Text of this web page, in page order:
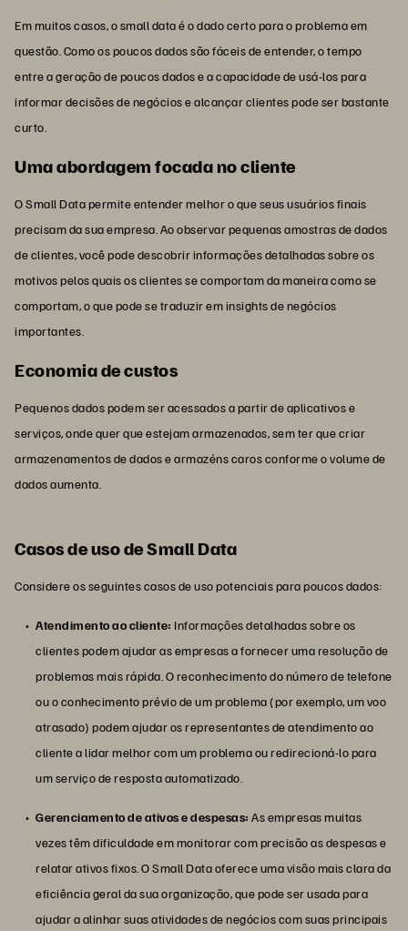
Em muitos casos, o small data é o dado certo para o problema em
questão. Como os poucos dados são fáceis de entender, o tempo
entre a geração de poucos dados e a capacidade de usá-los para
informar decisões de negócios e alcançar clientes pode ser bastante
curto.
Uma abordagem focada no cliente
O Small Data permite entender melhor o que seus usuários finais
precisam da sua empresa. Ao observar pequenas amostras de dados
de clientes, você pode descobrir informações detalhadas sobre os
motivos pelos quais os clientes se comportam da maneira como se
comportam, o que pode se traduzir em insights de negócios
importantes.
Economia de custos
Pequenos dados podem ser acessados a partir de aplicativos e
serviços, onde quer que estejam armazenados, sem ter que criar
armazenamentos de dados e armazéns caros conforme o volume de
dados aumenta.
Casos de uso de Small Data
Considere os seguintes casos de uso potenciais para poucos dados:
Atendimento ao cliente: Informações detalhadas sobre os
clientes podem ajudar as empresas a fornecer uma resolução de
problemas mais rápida. O reconhecimento do número de telefone
ou o conhecimento prévio de um problema (por exemplo, um voo
atrasado) podem ajudar os representantes de atendimento ao
cliente a lidar melhor com um problema ou redirecioná-lo para
um serviço de resposta automatizado.
Gerenciamento de ativos e despesas: As empresas muitas
vezes têm dificuldade em monitorar com precisão as despesas e
relatar ativos fixos. O Small Data oferece uma visão mais clara da
eficiência geral da sua organização, que pode ser usada para
ajudar a alinhar suas atividades de negócios com suas principais